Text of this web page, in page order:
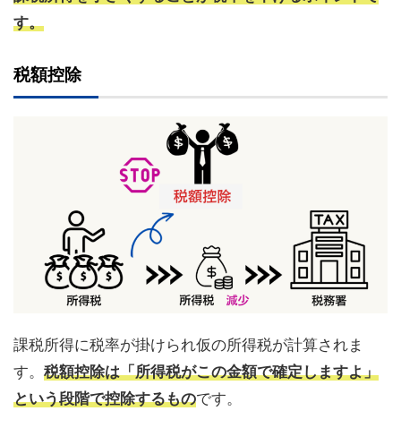
す。
税額控除
課税所得に税率が掛けられ仮の所得税が計算されま
す。 税額控除は「所得税がこの金額で確定しますよ」
という段階で控除するものです。